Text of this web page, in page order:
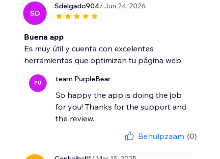
SD
Sdelgado904/ Jun 24, 2026
Buena app
Es muy útil y cuenta con excelentes
herramientas que optimizan tu página web.
PU team PurpleBear
So happy the app is doing the job
for you! Thanks for the support and
the review.
Behulpzaam (0)